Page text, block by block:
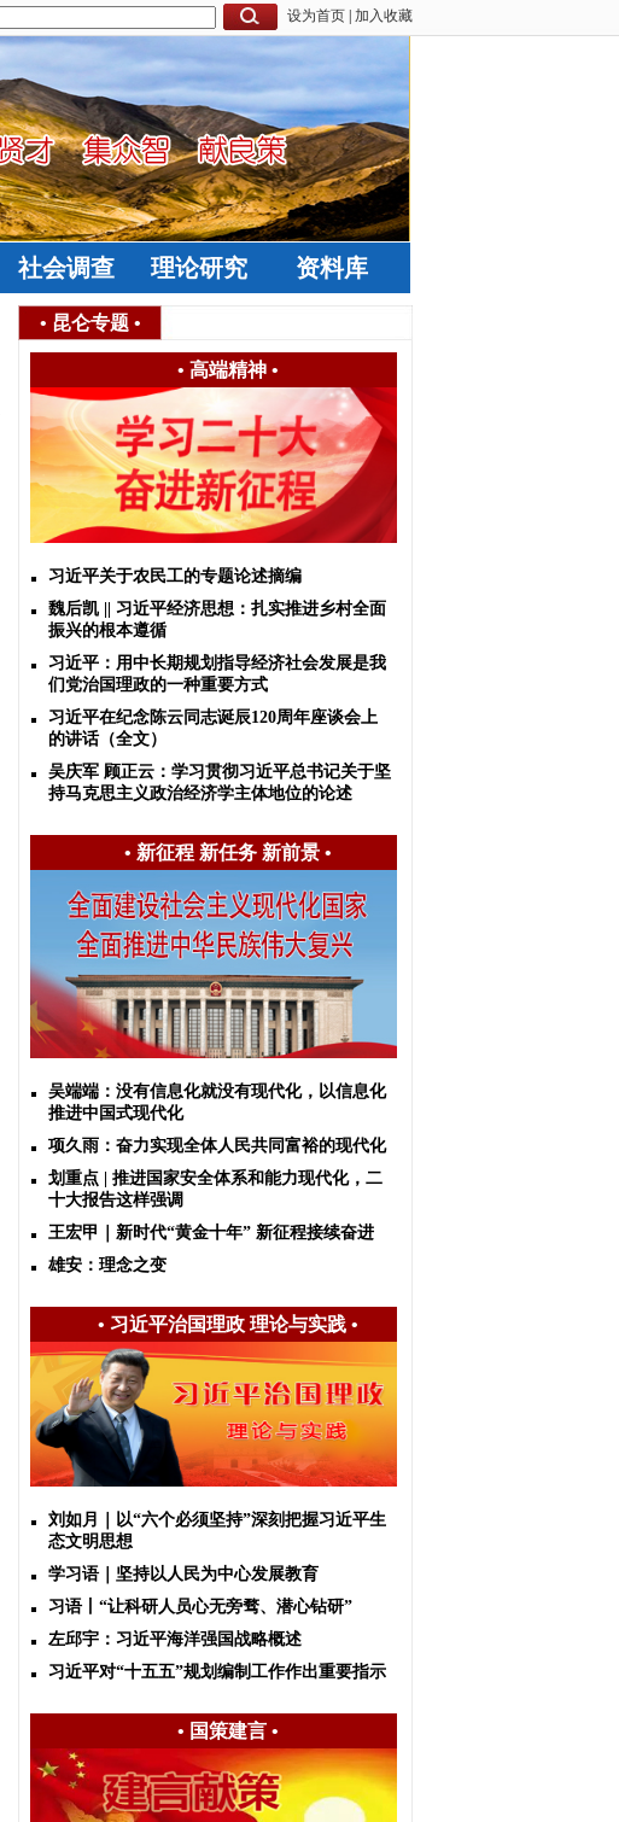
设为首页 加入收藏
社会调查 理论研究 资料库
• 昆仑专题 •
• 高端精神•
习近平关于农民工的专题论述摘编
魏后凯 || 习近平经济思想：扎实推进乡村全面
振兴的根本遵循
习近平：用中长期规划指导经济社会发展是我
们党治国理政的一种重要方式
习近平在纪念陈云同志诞辰120周年座谈会上
的讲话（全文）
吴庆军 顾正云：学习贯彻习近平总书记关于坚
持马克思主义政治经济学主体地位的论述
• 新征程 新任务 新前景•
吴端端：没有信息化就没有现代化，以信息化
推进中国式现代化
项久雨：奋力实现全体人民共同富裕的现代化
划重点 | 推进国家安全体系和能力现代化，二
十大报告这样强调
王宏甲｜新时代“黄金十年” 新征程接续奋进
雄安：理念之变
• 习近平治国理政 理论与实践•
刘如月｜以“六个必须坚持”深刻把握习近平生
态文明思想
学习语｜坚持以人民为中心发展教育
习语丨“让科研人员心无旁骛、潜心钻研”
左邱宇：习近平海洋强国战略概述
习近平对“十五五”规划编制工作作出重要指示
• 国策建言•